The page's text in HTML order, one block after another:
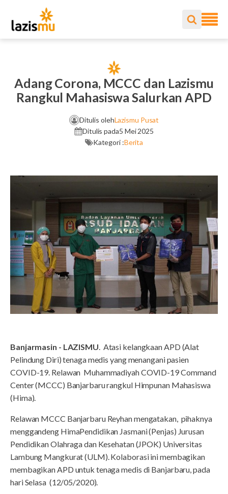
Adang Corona, MCCC dan Lazismu
Rangkul Mahasiswa Salurkan APD
Ditulis olehLazismu Pusat
Ditulis pada5 Mei 2025
Kategori :Berita
Banjarmasin - LAZISMU. Atasi kelangkaan APD (Alat
Pelindung Diri) tenaga medis yang menangani pasien
COVID-19. Relawan Muhammadiyah COVID-19 Command
Center (MCCC) Banjarbaru rangkul Himpunan Mahasiswa
(Hima).
Relawan MCCC Banjarbaru Reyhan mengatakan, pihaknya
menggandeng HimaPendidikan Jasmani (Penjas) Jurusan
Pendidikan Olahraga dan Kesehatan (JPOK) Universitas
Lambung Mangkurat (ULM). Kolaborasi ini membagikan
membagikan APD untuk tenaga medis di Banjarbaru, pada
hari Selasa (12/05/2020).